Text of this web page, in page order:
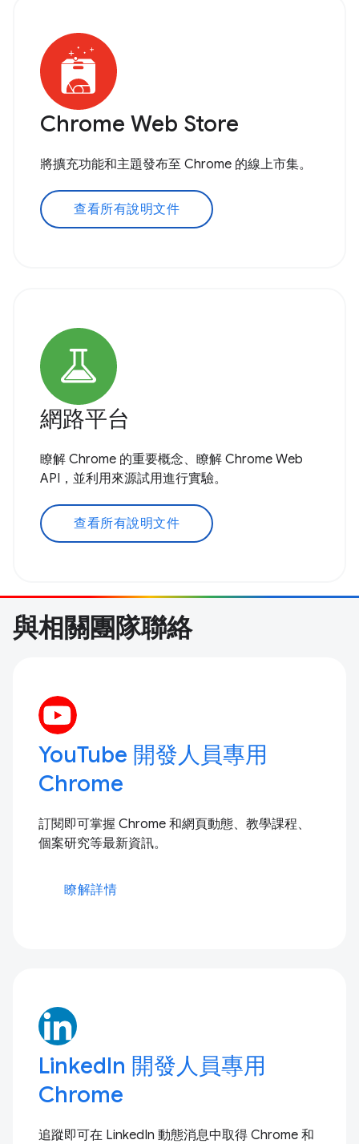
Chrome Web Store
將擴充功能和主題發布至 Chrome 的線上市集。
查看所有說明文件
網路平台
瞭解 Chrome 的重要概念、瞭解 Chrome Web
API，並利用來源試用進行實驗。
查看所有說明文件
與相關團隊聯絡
YouTube 開發人員專用
Chrome
訂閱即可掌握 Chrome 和網頁動態、教學課程、
個案研究等最新資訊。
瞭解詳情
LinkedIn 開發人員專用
Chrome
追蹤即可在 LinkedIn 動態消息中取得 Chrome 和